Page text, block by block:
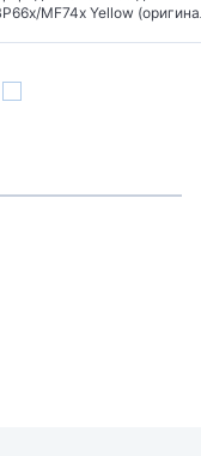
MF74x Yellow